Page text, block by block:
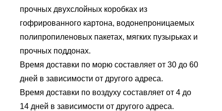
прочных двухслойных коробках из
гофрированного картона, водонепроницаемых
полипропиленовых пакетах, мягких пузырьках и
прочных поддонах.
Время доставки по морю составляет от 30 до 60
дней в зависимости от другого адреса.
Время доставки по воздуху составляет от 4 до
14 дней в зависимости от другого адреса.